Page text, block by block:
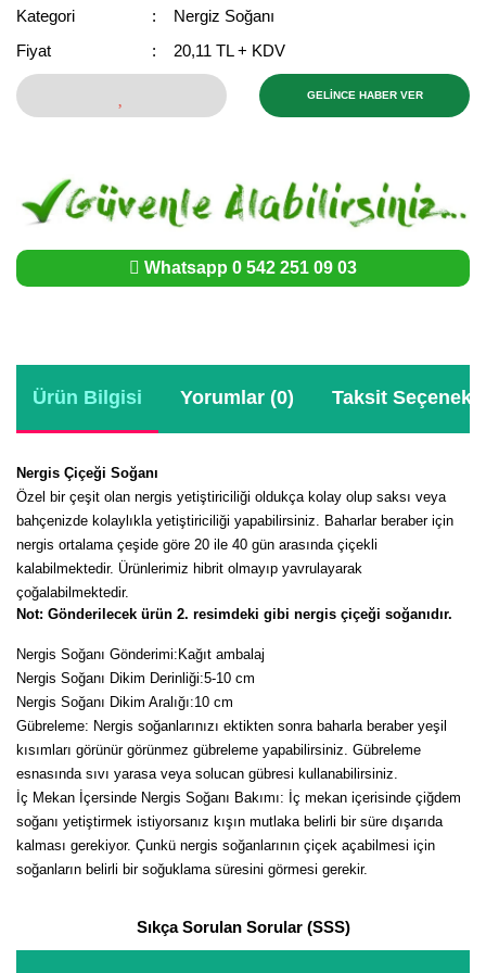
Kategori
Nergiz Soğanı
Fiyat
20,11 TL + KDV
GELİNCE HABER VER
Whatsapp 0 542 251 09 03
Ürün Bilgisi Yorumlar (0) Taksit
Nergis Çiçeği Soğanı
Özel bir çeşit olan nergis yetiştiriciliği oldukça kolay olup saksı veya
bahçenizde kolaylıkla yetiştiriciliği yapabilirsiniz. Baharlar beraber için
nergis ortalama çeşide göre 20 ile 40 gün arasında çiçekli
kalabilmektedir. Ürünlerimiz hibrit olmayıp yavrulayarak
çoğalabilmektedir.
Not: Gönderilecek ürün 2. resimdeki gibi nergis çiçeği soğanıdır.
Nergis Soğanı Gönderimi:Kağıt ambalaj
Nergis Soğanı Dikim Derinliği:5-10 cm
Nergis Soğanı Dikim Aralığı:10 cm
Gübreleme: Nergis soğanlarınızı ektikten sonra baharla beraber yeşil
kısımları görünür görünmez gübreleme yapabilirsiniz. Gübreleme
esnasında sıvı yarasa veya solucan gübresi kullanabilirsiniz.
İç Mekan İçersinde Nergis Soğanı Bakımı: İç mekan içerisinde çiğdem
soğanı yetiştirmek istiyorsanız kışın mutlaka belirli bir süre dışarıda
kalması gerekiyor. Çunkü nergis soğanlarının çiçek açabilmesi için
soğanların belirli bir soğuklama süresini görmesi gerekir.
Sıkça Sorulan Sorular (SSS)
Goji Berry Fidanı
Kapari Gebre Otu Fidanı
Keçiboynuzu Fidanı
Kızılcık Fidanı
Kocayemiş Fidanı
Kuşburnu Fidanı
Liçi Fidanı
Longan Fidanı
Malta Eriği Fidanı
Mango Fidanı
Melez Meyveler
Murt Fidanı